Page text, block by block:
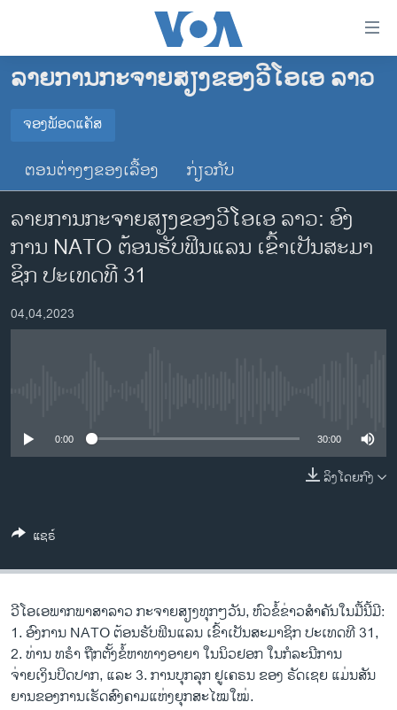
ເຂົ້າ
ຂ້າມ
ໄປ
ຊອກ
ຄົ້ນ
ໂຮມເພຈ
ລາວ
ອາເມຣິກາ
ການເລືອກຕັ້ງ ປະທານາທີບໍດີ ສະຫະລັດ 2024
ຂ່າວ​ຈີນ
ໂລກ
ເອເຊຍ
ອິດສະຫຼະພາບດ້ານການຂ່າວ
ທຸລະກິດ
ສຽງ
ລາຍການກະຈາຍສຽງ
ພາສາຕ່າງໆ
ລາຍການກະຈາຍສຽງຂອງວີໂອເອ ລາວ
ຈອງພັອດແຄັສ
ຈອງພັອດແຄັສ
YouTube
ຕອນຕ່າງໆຂອງເລື້ອງ ກ່ຽວກັບ
ລາຍການກະຈາຍສຽງຂອງວີໂອເອ ລາວ: ອົງ​
ການ NATO ຕ້ອນ​ຮັບຟິນ​ແລນ ເຂົ້າ​ເປັນ​ສະ​ມາ​
ຊິກ ປະ​ເທດ​ທີ 31
04,04,2023
0:00 30:00
ລິງໂດຍກົງ
ແຊຣ໌
ວີ​ໂອ​ເອພາກ​ພາສາ​ລາວ​ ກະຈາຍສຽງ​ທຸກໆ​ວັນ, ຫົວຂໍ້ຂ່າວສໍາຄັນໃນມື້ນີ້ມີ:
1. ອົງ​ການ NATO ຕ້ອນ​ຮັບຟິນ​ແລນ ເຂົ້າ​ເປັນ​ສະ​ມາ​ຊິກ ປະ​ເທດ​ທີ 31,
2. ທ່ານ ທຣໍາ ຖືກຕັ້ງຂໍ້ຫາທາງອາຍາ ໃນນິວຢອກ ໃນກໍລະນີການ
ຈ່າຍເງິນປິດປາກ, ແລະ 3. ການ​ບຸ​ກ​ລຸກ ຢູ​ເຄ​ຣນ ຂອງ ຣັດ​ເຊຍ ແມ່ນສັນ​
ຍານ​ຂອງ​ການ​ເຮັດ​ສົງ​ຄາມ​ແຫ່ງ​ຍຸກ​ສະ​ໄໝ​ໃໝ່.